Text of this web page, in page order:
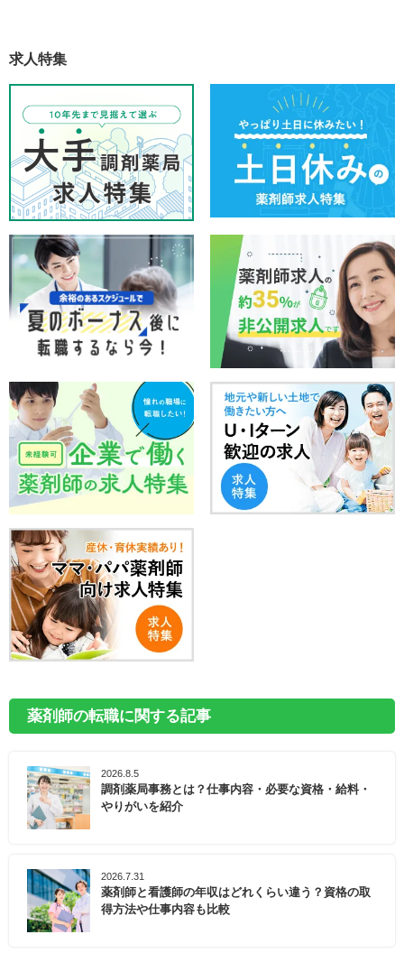
求人特集
薬剤師の転職に関する記事
2026.8.5
調剤薬局事務とは？仕事内容・必要な資格・給料・
やりがいを紹介
2026.7.31
薬剤師と看護師の年収はどれくらい違う？資格の取
得方法や仕事内容も比較